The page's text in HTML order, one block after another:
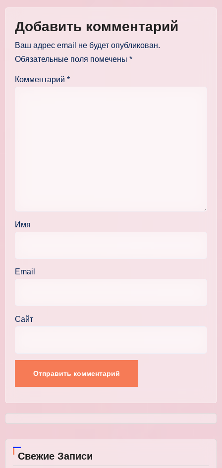
Добавить комментарий
Ваш адрес email не будет опубликован.
Обязательные поля помечены *
Комментарий *
Имя
Email
Сайт
Свежие Записи